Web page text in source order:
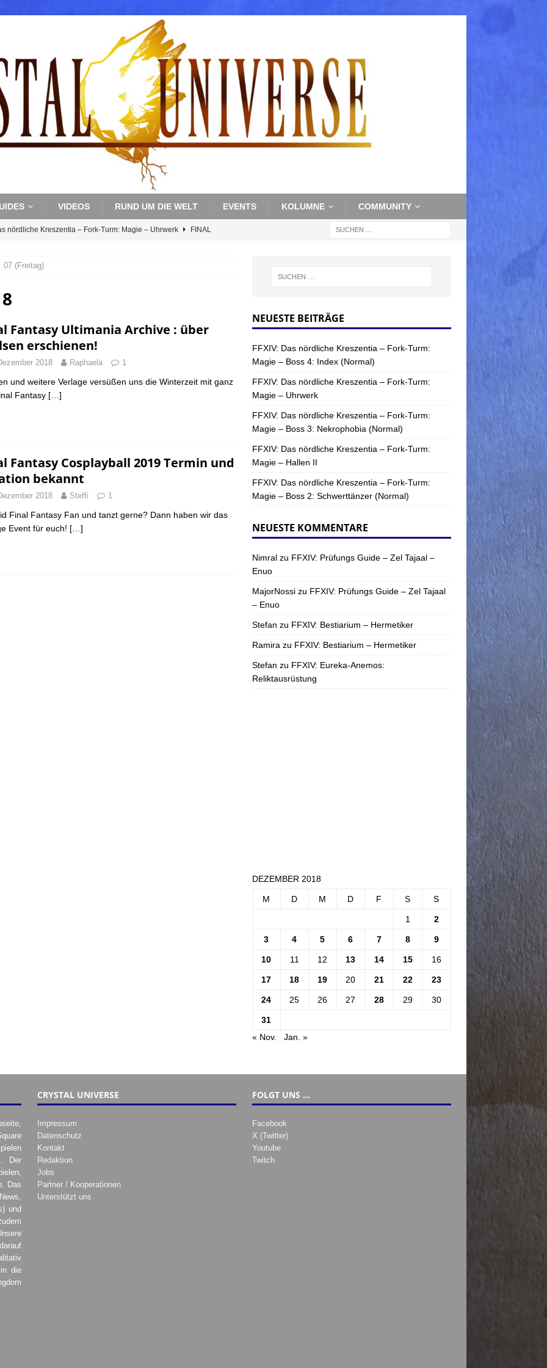
VIDEOS RUND UM DIE WELT EVENTS KOLUMNE COMMUNITY
nördliche Kreszentia – Fork-Turm: Magie – Uhrwerk FINAL
nördliche Kreszentia – Fork-Turm: Magie – Boss 3: Nekrophobia
nördliche Kreszentia – Fork-Turm: Magie – Boss 4: Index (Normal)
07 (Freitag)
Fantasy Ultimania Archive : über
erschienen!
2018 Raphaela 1
und weitere Verlage versüßen uns die Winterzeit mit ganz
Fantasy […]
Fantasy Cosplayball 2019 Termin und
bekannt
2018 Steffi 1
Final Fantasy Fan und tanzt gerne? Dann haben wir das
Event für euch! […]
NEUESTE BEITRÄGE
FFXIV: Das nördliche Kreszentia – Fork-Turm:
Magie – Boss 4: Index (Normal)
FFXIV: Das nördliche Kreszentia – Fork-Turm:
Magie – Uhrwerk
FFXIV: Das nördliche Kreszentia – Fork-Turm:
Magie – Boss 3: Nekrophobia (Normal)
FFXIV: Das nördliche Kreszentia – Fork-Turm:
Magie – Hallen II
FFXIV: Das nördliche Kreszentia – Fork-Turm:
Magie – Boss 2: Schwerttänzer (Normal)
NEUESTE KOMMENTARE
Nimralzu FFXIV: Prüfungs Guide – Zel Tajaal –
Enuo
MajorNossizu FFXIV: Prüfungs Guide – Zel Tajaal
– Enuo
Stefan zu FFXIV: Bestiarium – Hermetiker
Ramira zu FFXIV: Bestiarium – Hermetiker
Stefan zu FFXIV: Eureka-Anemos:
Reliktausrüstung
DEZEMBER 2018
M D M D F S S
1 2
3 4 5 6 7 8 9
10 11 12 13 14 15 16
17 18 19 20 21 22 23
24 25 26 27 28 29 30
31
« Nov.
Jan. »
Der
Das
und
die
CRYSTAL UNIVERSE
Impressum
Datenschutz
Kontakt
Redaktion
Jobs
Partner / Kooperationen
Unterstützt uns
FOLGT UNS …
Facebook
X (Twitter)
Youtube
Twitch